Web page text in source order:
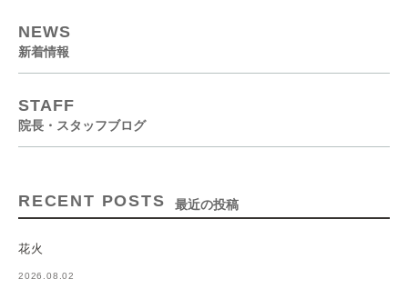
NEWS
新着情報
STAFF
院長・スタッフブログ
RECENT POSTS 最近の投稿
花火
2026.08.02